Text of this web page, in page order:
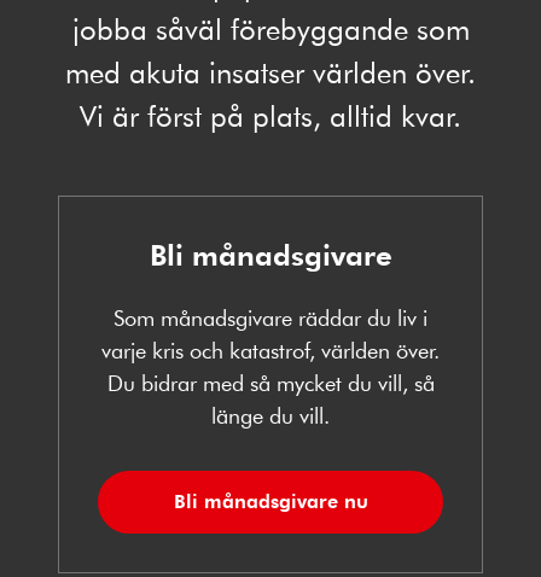
jobba såväl förebyggande som
med akuta insatser världen över.
Vi är först på plats, alltid kvar.
Bli månadsgivare
Som månadsgivare räddar du liv i
varje kris och katastrof, världen över.
Du bidrar med så mycket du vill, så
länge du vill.
Bli månadsgivare nu